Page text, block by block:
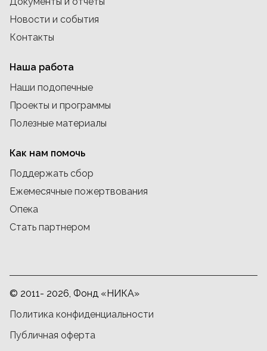
Новости и события
Контакты
Наша работа
Наши подопечные
Проекты и программы
Полезные материалы
Как нам помочь
Поддержать сбор
Ежемесячные пожертвования
Опека
Стать партнером
© 2011- 2026, Фонд «НИКА»
Политика конфиденциальности
Публичная оферта